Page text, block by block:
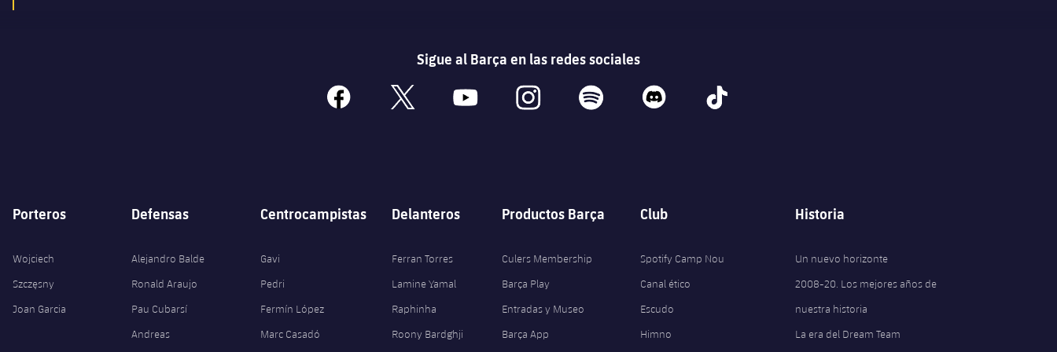
Sigue al Barça en las redes sociales
facebook x youtube instagram spotify discord tiktok
Porteros
Wojciech
Szczęsny
Joan Garcia
Defensas
Alejandro Balde
Ronald Araujo
Pau Cubarsí
Andreas
Centrocampistas
Gavi
Pedri
Fermín López
Marc Casadó
Delanteros
Ferran Torres
Lamine Yamal
Raphinha
Roony Bardghji
Productos Barça
Culers Membership
Barça Play
Entradas y Museo
Barça App
Club
Spotify Camp Nou
Canal ético
Escudo
Himno
Historia
Un nuevo horizonte
2008-20. Los mejores años de
nuestra historia
La era del Dream Team